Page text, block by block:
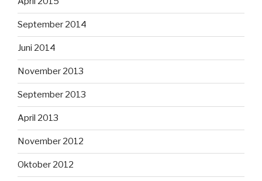
September 2014
Juni 2014
November 2013
September 2013
April 2013
November 2012
Oktober 2012